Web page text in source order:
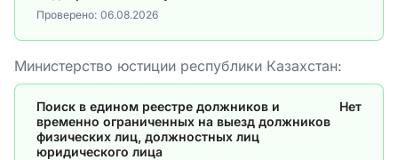
Проверено: 06.08.2026
Министерство юстиции республики Казахстан:
Поиск в едином реестре должников и
временно ограниченных на выезд должников
физических лиц, должностных лиц
юридического лица
Нет